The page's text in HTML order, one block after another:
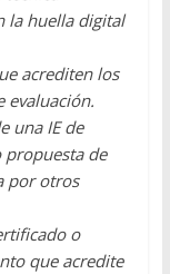
la huella digital
acrediten los
evaluación.
una IE de
propuesta de
por otros
o
que acredite